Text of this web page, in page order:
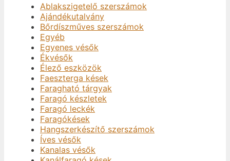
Ablakszigetelő szerszámok
Ajándékutalvány
Bőrdíszműves szerszámok
Egyéb
Egyenes vésők
Ékvésők
Élező eszközök
Faeszterga kések
Faragható tárgyak
Faragó készletek
Faragó leckék
Faragókések
Hangszerkészítő szerszámok
Íves vésők
Kanalas vésők